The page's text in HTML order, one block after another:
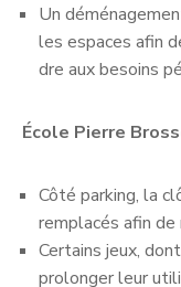
Un
les espaces afin
dre aux besoins
École Pierre
Côté parking, la
remplacés afin
Certains jeux,
prolonger leur